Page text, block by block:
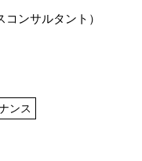
ンサルタント）
ンス